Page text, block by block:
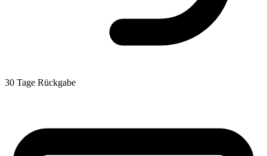
30 Tage Rückgabe